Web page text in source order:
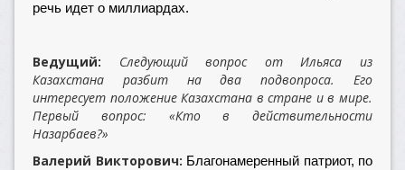
речь идет о миллиардах.
Ведущий: Следующий вопрос от Ильяса из
Казахстана разбит на два подвопроса. Его
интересует положение Казахстана в стране и в мире.
Первый вопрос: «Кто в действительности
Назарбаев?»
Валерий Викторович: Благонамеренный патриот, по